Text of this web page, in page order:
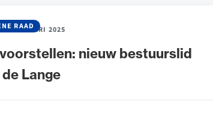
nieuw bestuurslid
Lange
RAAD
31 JANUARI 2025